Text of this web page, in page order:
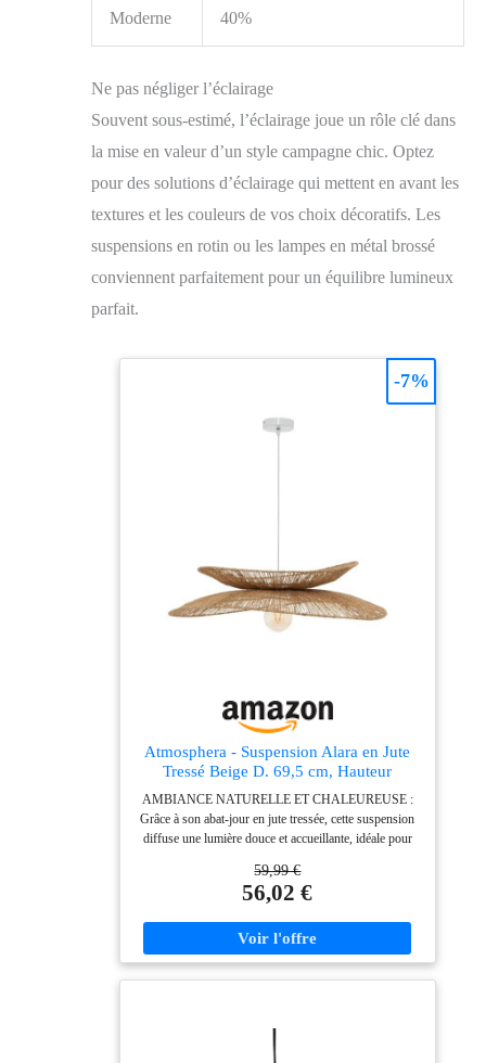
Moderne 40%
Ne pas négliger l’éclairage
Souvent sous-estimé, l’éclairage joue un rôle clé dans
la mise en valeur d’un style campagne chic. Optez
pour des solutions d’éclairage qui mettent en avant les
textures et les couleurs de vos choix décoratifs. Les
suspensions en rotin ou les lampes en métal brossé
conviennent parfaitement pour un équilibre lumineux
parfait.
Atmosphera - Suspension Alara en Jute
Tressé Beige D. 69,5 cm, Hauteur
Réglable - Luminaire Style Bohème Pour
Salon, Salle à Manger, Chambre
AMBIANCE NATURELLE ET CHALEUREUSE :
Grâce à son abat-jour en jute tressée, cette suspension
diffuse une lumière douce et accueillante, idéale pour
HAUTEUR RÉGLABLE POUR UN AJUSTEMENT
IDÉAL : Adaptez facilement le luminaire à la hauteur
sur mesure au-dessus de votre table ou dans votre
pièce. GRAND DIAMÈTRE POUR UN BEL EFFET
PERSONNALISEZ VOTRE ÉCLAIRAGE : Douille
E27 standard pour choisir l'ampoule (40W max, non
59,99 €
56,02 €
-7%